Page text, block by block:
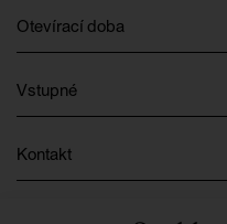
Otevírací doba
Vstupné
Kontakt